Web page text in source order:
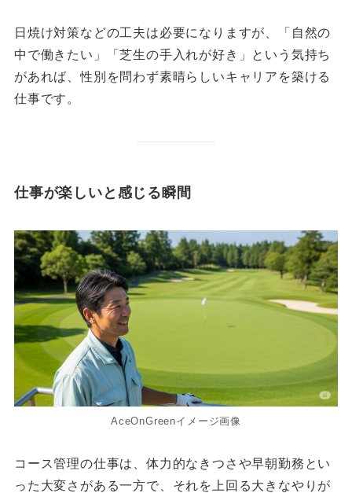
日焼け対策などの工夫は必要になりますが、「自然の
中で働きたい」「芝生の手入れが好き」という気持ち
があれば、性別を問わず素晴らしいキャリアを築ける
仕事です。
仕事が楽しいと感じる瞬間
AceOnGreenイメージ画像
コース管理の仕事は、体力的なきつさや早朝勤務とい
った大変さがある一方で、それを上回る大きなやりが